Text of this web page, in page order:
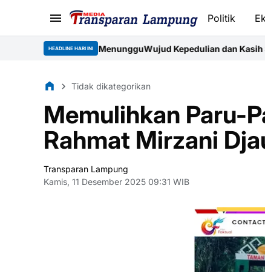
Politik
HEADLINE HARI INI
MenungguWujud Kepedulian dan Kasih Sayang Prajurit
Tidak dikategorikan
Memulihkan Paru-
Rahmat Mirzani
Transparan Lampung
Kamis, 11 Desember 2025 09:31 WIB